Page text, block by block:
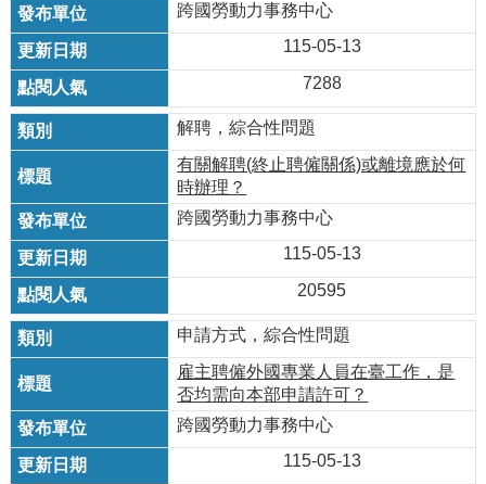
跨國勞動力事務中心
115-05-13
7288
解聘，綜合性問題
有關解聘(終止聘僱關係)或離境應於何
時辦理？
跨國勞動力事務中心
115-05-13
20595
申請方式，綜合性問題
雇主聘僱外國專業人員在臺工作，是
否均需向本部申請許可？
跨國勞動力事務中心
115-05-13